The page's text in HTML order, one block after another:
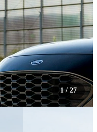
1 / 27